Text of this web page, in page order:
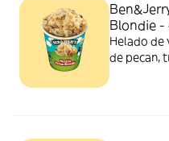
Blondie -
Helado de
de pecan,